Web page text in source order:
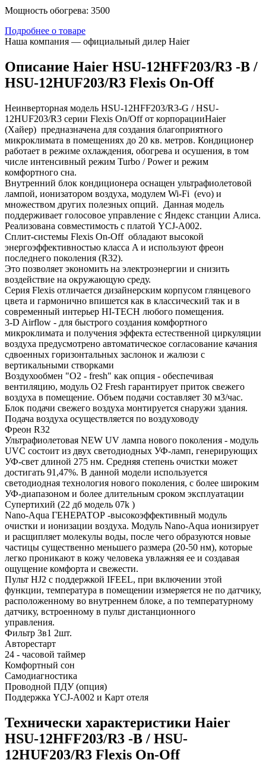
Мощность обогрева: 3500
Подробнее о товаре
Наша компания — официальный дилер Haier
Описание Haier HSU-12HFF203/R3 -B /
HSU-12HUF203/R3 Flexis On-Off
Неинверторная модель HSU-12HFF203/R3-G / HSU-
12HUF203/R3 серии Flexis On/Off от корпорацииHaier
(Хайер) предназначена для создания благоприятного
микроклимата в помещениях до 20 кв. метров. Кондиционер
работает в режиме охлаждения, обогрева и осушения, в том
числе интенсивный режим Turbo / Power и режим
комфортного сна.
Внутренний блок кондиционера оснащен ультрафиолетовой
лампой, ионизатором воздуха, модулем Wi-Fi (evo) и
множеством других полезных опций. Данная модель
поддерживает голосовое управление с Яндекс станции Алиса.
Реализована совместимость с платой YCJ-A002.
Сплит-системы Flexis On-Off обладают высокой
энергоэффективностью класса A и используют фреон
последнего поколения (R32).
Это позволяет экономить на электроэнергии и снизить
воздействие на окружающую среду.
Серия Flexis отличается дизайнерским корпусом глянцевого
цвета и гармонично впишется как в классический так и в
современный интерьер HI-TECH любого помещения.
3-D Airflow - для быстрого создания комфортного
микроклимата и получения эффекта естественной циркуляции
воздуха предусмотрено автоматическое согласование качания
сдвоенных горизонтальных заслонок и жалюзи с
вертикальными створками
Воздухообмен "О2 - fresh" как опция - обеспечивая
вентиляцию, модуль O2 Fresh гарантирует приток свежего
воздуха в помещение. Объем подачи составляет 30 м3/час.
Блок подачи свежего воздуха монтируется снаружи здания.
Подача воздуха осуществляется по воздуховоду
Фреон R32
Ультрафиолетовая NEW UV лампа нового поколения - модуль
UVC состоит из двух светодиодных УФ-ламп, генерирующих
УФ-свет длиной 275 нм. Средняя степень очистки может
достигать 91,47%. В данной модели используется
светодиодная технология нового поколения, с более широким
УФ-диапазоном и более длительным сроком эксплуатации
Супертихий (22 дб модель 07k )
Nano-Aqua ГЕНЕРАТОР -высокоэффективный модуль
очистки и ионизации воздуха. Модуль Nano-Aqua ионизирует
и расщипляет молекулы воды, после чего образуются новые
частицы существенно меньшего размера (20-50 нм), которые
легко проникают в кожу человека увлажняя ее и создавая
ощущение комфорта и свежести.
Пульт HJ2 с поддержкой IFEEL, при включении этой
функции, температура в помещении измеряется не по датчику,
расположенному во внутреннем блоке, а по температурному
датчику, встроенному в пульт дистанционного
управления.
Фильтр 3в1 2шт.
Авторестарт
24 - часовой таймер
Комфортный сон
Самодиагностика
Проводной ПДУ (опция)
Поддержка YCJ-A002 и Карт отеля
Технически характеристики Haier
HSU-12HFF203/R3 -B / HSU-
12HUF203/R3 Flexis On-Off